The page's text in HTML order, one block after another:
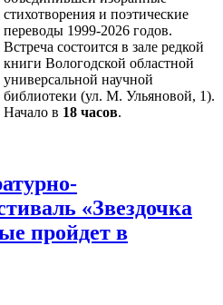
стихотворения и поэтические
переводы 1999-2026 годов.
Встреча состоится в зале редкой
книги Вологодской областной
универсальной научной
библиотеки (ул. М. Ульяновой, 1).
Начало в 18 часов.
«Звездочка
пройдет в